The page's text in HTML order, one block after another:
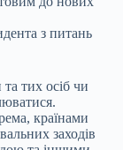
з питань
тих осіб чи
країнами
заходів